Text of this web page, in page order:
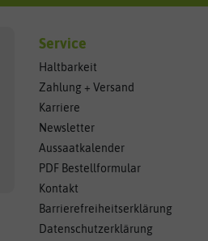
Service
Haltbarkeit
Zahlung + Versand
Karriere
Newsletter
Aussaatkalender
PDF Bestellformular
Kontakt
Barrierefreiheitserklärung
Datenschutzerklärung